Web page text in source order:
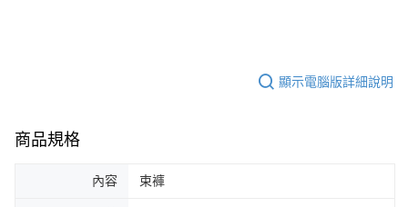
顯示電腦版詳細說明
商品規格
內容 束褲